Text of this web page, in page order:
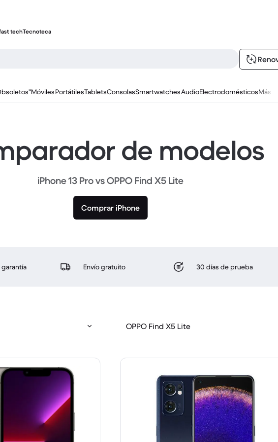
techTecnoteca
MóvilesPortátilesTabletsConsolasSmartwatchesAudioElectrodomésticosMás
de modelos
iPhone 13 Pro vs OPPO Find X5 Lite
Comprar iPhone
garantía Envío gratuito 30 días de prueba
OPPO Find X5 Lite